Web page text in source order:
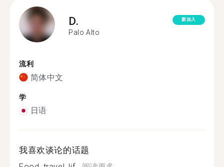
D.
Palo Alto
新加入
流利
简体中文
学
日语
我喜欢谈论的话题